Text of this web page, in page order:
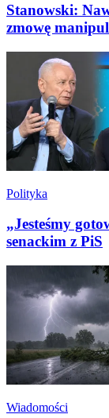
Stanowski:
zmowę
Polityka
„Jesteśmy
senackim z PiS
Wiadomości